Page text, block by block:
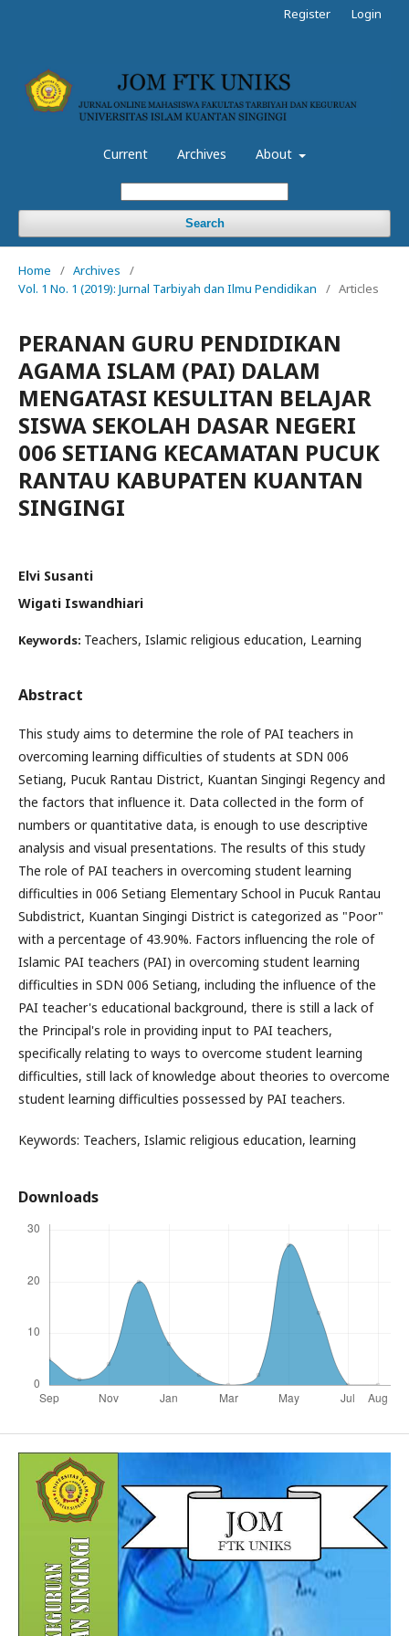
Current Archives About
Search
Register Login
Home / Archives
/
Vol. 1 No. 1 (2019): Jurnal Tarbiyah dan Ilmu Pendidikan
/ Articles
PERANAN GURU PENDIDIKAN
AGAMA ISLAM (PAI) DALAM
MENGATASI KESULITAN BELAJAR
SISWA SEKOLAH DASAR NEGERI
006 SETIANG KECAMATAN PUCUK
RANTAU KABUPATEN KUANTAN
SINGINGI
Elvi Susanti
Wigati Iswandhiari
Keywords: Teachers, Islamic religious education, Learning
Abstract
This study aims to determine the role of PAI teachers in
overcoming learning difficulties of students at SDN 006
Setiang, Pucuk Rantau District, Kuantan Singingi Regency and
the factors that influence it. Data collected in the form of
numbers or quantitative data, is enough to use descriptive
analysis and visual presentations. The results of this study
The role of PAI teachers in overcoming student learning
difficulties in 006 Setiang Elementary School in Pucuk Rantau
Subdistrict, Kuantan Singingi District is categorized as "Poor"
with a percentage of 43.90%. Factors influencing the role of
Islamic PAI teachers (PAI) in overcoming student learning
difficulties in SDN 006 Setiang, including the influence of the
PAI teacher's educational background, there is still a lack of
the Principal's role in providing input to PAI teachers,
specifically relating to ways to overcome student learning
difficulties, still lack of knowledge about theories to overcome
student learning difficulties possessed by PAI teachers.
Keywords: Teachers, Islamic religious education, learning
Downloads